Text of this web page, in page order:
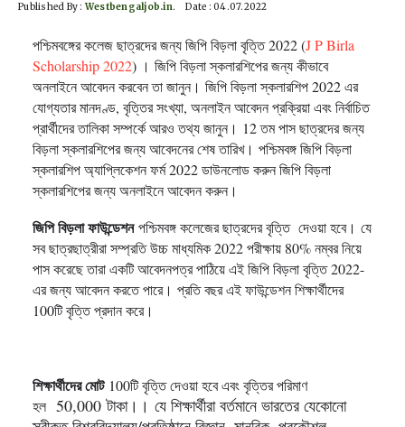
Published By :Westbengaljob.in. Date : 04.07.2022
পশ্চিমবঙ্গের কলেজ ছাত্রদের জন্য জিপি বিড়লা বৃত্তি 2022 (J P Birla
Scholarship 2022) । জিপি বিড়লা স্কলারশিপের জন্য কীভাবে
অনলাইনে আবেদন করবেন তা জানুন। জিপি বিড়লা স্কলারশিপ 2022 এর
যোগ্যতার মানদণ্ড, বৃত্তির সংখ্যা, অনলাইন আবেদন প্রক্রিয়া এবং নির্বাচিত
প্রার্থীদের তালিকা সম্পর্কে আরও তথ্য জানুন। 12 তম পাস ছাত্রদের জন্য
বিড়লা স্কলারশিপের জন্য আবেদনের শেষ তারিখ। পশ্চিমবঙ্গ জিপি বিড়লা
স্কলারশিপ অ্যাপ্লিকেশন ফর্ম 2022 ডাউনলোড করুন জিপি বিড়লা
স্কলারশিপের জন্য অনলাইনে আবেদন করুন।
জিপি বিড়লা ফাউন্ডেশনপশ্চিমবঙ্গ কলেজের ছাত্রদের বৃত্তি দেওয়া হবে। যে
সব ছাত্রছাত্রীরা সম্প্রতি উচ্চ মাধ্যমিক 2022 পরীক্ষায় 80% নম্বর নিয়ে
পাস করেছে তারা একটি আবেদনপত্র পাঠিয়ে এই জিপি বিড়লা বৃত্তি 2022-
এর জন্য আবেদন করতে পারে। প্রতি বছর এই ফাউন্ডেশন শিক্ষার্থীদের
100টি বৃত্তি প্রদান করে।
শিক্ষার্থীদের মোট100টি বৃত্তি দেওয়া হবে এবং বৃত্তির পরিমাণ
হল 50,000 টাকা। । যে শিক্ষার্থীরা বর্তমানে ভারতের যেকোনো